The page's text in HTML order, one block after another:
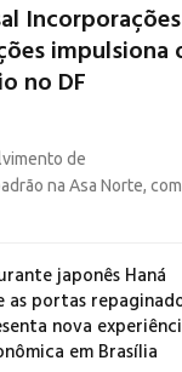
Incorporações
impulsiona
no DF
de
na Asa Norte, com
japonês Haná
as portas
nova
em Brasília